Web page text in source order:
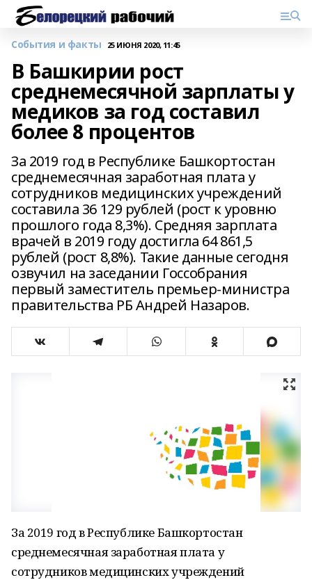
События и факты 25 ИЮНЯ 2020, 11:45
В Башкирии рост
среднемесячной зарплаты у
медиков за год составил
более 8 процентов
За 2019 год в Республике Башкортостан
среднемесячная заработная плата у
сотрудников медицинских учреждений
составила 36 129 рублей (рост к уровню
прошлого года 8,3%). Средняя зарплата
врачей в 2019 году достигла 64 861,5
рублей (рост 8,8%). Такие данные сегодня
озвучил на заседании Госсобрания
первый заместитель премьер-министра
правительства РБ Андрей Назаров.
За 2019 год в Республике Башкортостан
среднемесячная заработная плата у
сотрудников медицинских учреждений